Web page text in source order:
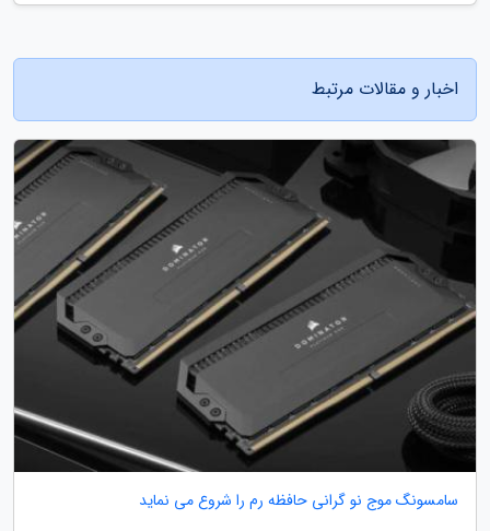
اخبار و مقالات مرتبط
سامسونگ موج نو گرانی حافظه رم را شروع می نماید